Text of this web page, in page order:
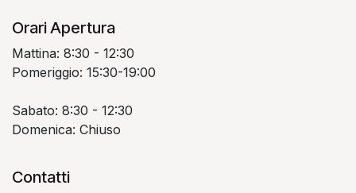
Orari Apertura
Mattina: 8:30 - 12:30
Pomeriggio: 15:30-19:00
Sabato: 8:30 - 12:30
Domenica: Chiuso
Contatti